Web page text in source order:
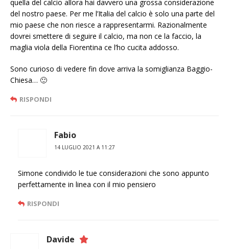
quella del calcio allora hai davvero una grossa considerazione
del nostro paese. Per me l’Italia del calcio è solo una parte del
mio paese che non riesce a rappresentarmi. Razionalmente
dovrei smettere di seguire il calcio, ma non ce la faccio, la
maglia viola della Fiorentina ce l’ho cucita addosso.
Sono curioso di vedere fin dove arriva la somiglianza Baggio-
Chiesa… 🙂
RISPONDI
Fabio
14 LUGLIO 2021 A 11:27
Simone condivido le tue considerazioni che sono appunto
perfettamente in linea con il mio pensiero
RISPONDI
Davide